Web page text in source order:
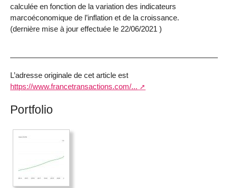
calculée en fonction de la variation des indicateurs
marcoéconomique de l’inflation et de la croissance.
(dernière mise à jour effectuée le 22/06/2021 )
L’adresse originale de cet article est
https://www.francetransactions.com/...
Portfolio